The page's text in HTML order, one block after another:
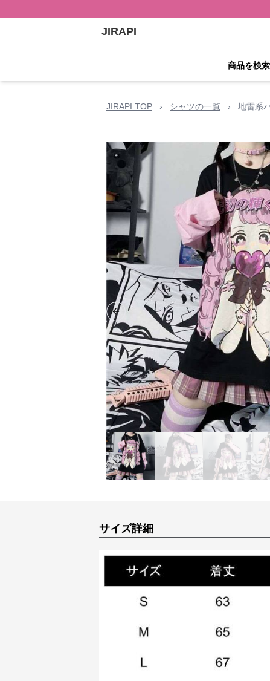
JIRAPI
商品を検
JIRAPI TOP › シャツの一覧 › 地雷系
Previous slide
サイズ詳細